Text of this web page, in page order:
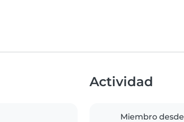
Actividad
Miembro desde